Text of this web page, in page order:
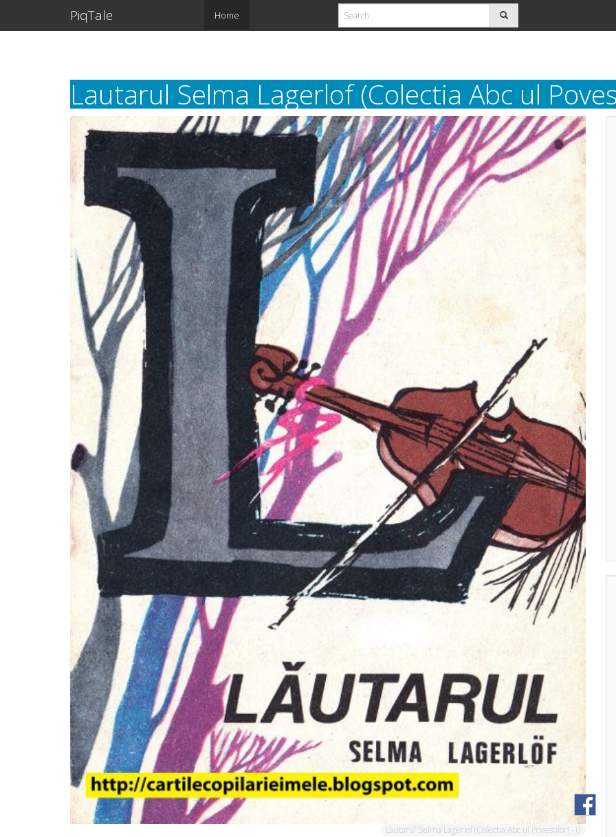
PiqTale Home
Lautarul Selma Lagerlof (Colectia Abc ul
Lautarul Selma Lagerlof (Colectia Abc ul Povestilor) - 0